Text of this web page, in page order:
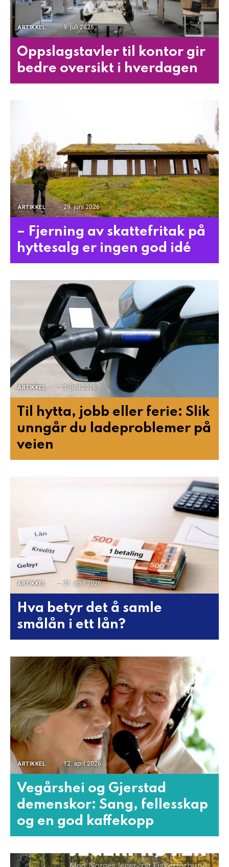
ARTIKKEL 9. juli 2026
Oppslagstavler til kontor gir
bedre oversikt i hverdagen
ARTIKKEL 29. juni 2026
– Fjerning av skattefritak på
hyttesalg er ingen god idé
ARTIKKEL 3. juni 2026
Til hytta, jobb eller ferie: Slik
unngår du ladeproblemer på
veien
ARTIKKEL 21. april 2026
Hva betyr det å samle
smålån i ett lån?
ARTIKKEL 12. april 2026
Vegårshei og Gjerstad
demenskor: Sang, fellesskap
og en god kaffekopp